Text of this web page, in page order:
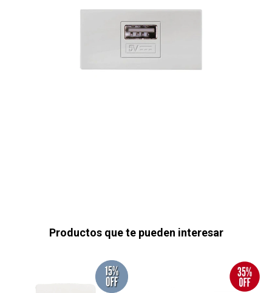
Productos que te pueden interesar